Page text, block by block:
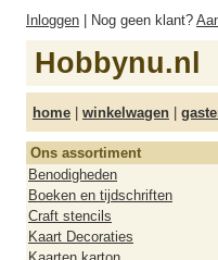
Inloggen | Nog geen klant?
Hobbynu.nl
home | winkelwagen |
Ons assortiment
Benodigheden
Boeken en tijdschriften
Craft stencils
Kaart Decoraties